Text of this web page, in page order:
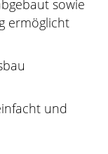
sowie
ermöglicht
und